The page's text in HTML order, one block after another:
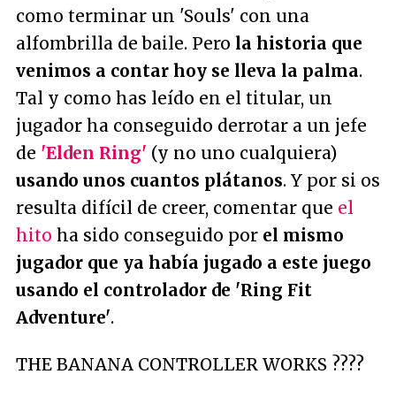
como terminar un 'Souls' con una
alfombrilla de baile. Pero la historia que
venimos a contar hoy se lleva la palma.
Tal y como has leído en el titular, un
jugador ha conseguido derrotar a un jefe
de 'Elden Ring' (y no uno cualquiera)
usando unos cuantos plátanos. Y por si os
resulta difícil de creer, comentar que el
hito ha sido conseguido por el mismo
jugador que ya había jugado a este juego
usando el controlador de 'Ring Fit
Adventure'.
THE BANANA CONTROLLER WORKS ????